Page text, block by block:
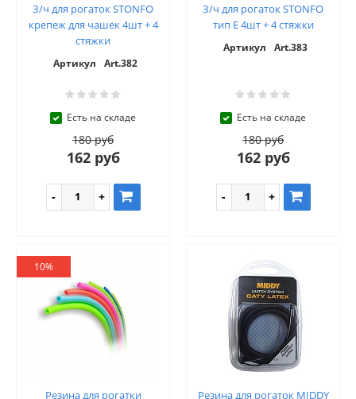
З/ч для рогаток STONFO
крепеж для чашек 4шт + 4
стяжки
Артикул Art.382
Есть на складе
180 руб
162 руб
З/ч для рогаток STONFO
тип Е 4шт + 4 стяжки
Артикул Art.383
Есть на складе
180 руб
162 руб
10%
Резина для рогатки
Резина для рогаток MIDDY